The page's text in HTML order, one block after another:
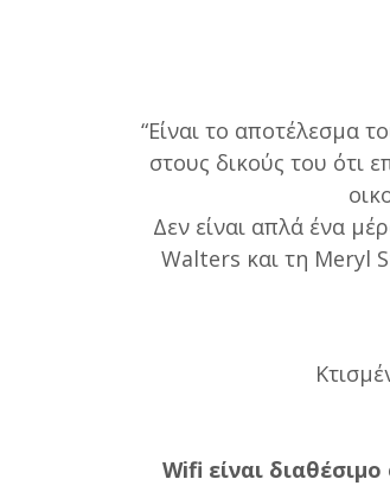
“Είναι το αποτέλεσμα
στους δικούς του ότι
Δεν είναι απλά ένα
Walters και τη Meryl
Wifi είναι